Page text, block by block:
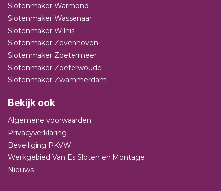
Slotenmaker Warmond
Slotenmaker Wassenaar
Slotenmaker Wilnis
Slotenmaker Zevenhoven
Slotenmaker Zoetermeer
Slotenmaker Zoeterwoude
Slotenmaker Zwammerdam
Bekijk ook
Algemene voorwaarden
Privacyverklaring
Beveiliging PKVW
Werkgebied Van Es Sloten en Montage
Nieuws